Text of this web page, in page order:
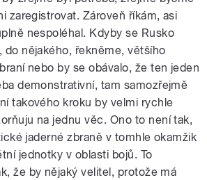
zaregistrovat. Zároveň říkám, asi
nespoléhal. Kdyby se Rusko
do nějakého, řekněme, většího
nebo by se obávalo, že ten jeden
demonstrativní, tam samozřejmě
takového kroku by velmi rychle
na jednu věc. Ono to není tak,
jaderné zbraně v tomhle okamžik
jednotky v oblasti bojů. To
že by nějaký velitel, protože má